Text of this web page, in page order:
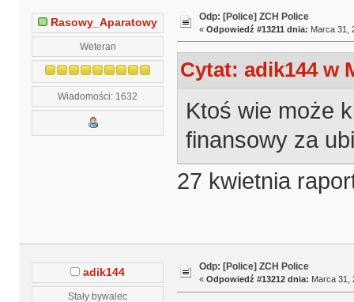
Rasowy_Aparatowy
Weteran
Wiadomości: 1632
Odp: [Police] ZCH Police
« Odpowiedź #13211 dnia: Marca 31,
Cytat: adik144 w
Ktoś wie może
finansowy za
27 kwietnia
adik144
Stały bywalec
Odp: [Police] ZCH Police
« Odpowiedź #13212 dnia: Marca 31,